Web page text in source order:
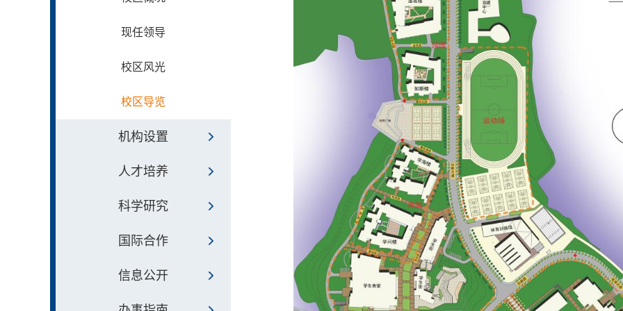
现任领导
校区风光
校区导览
机构设置
人才培养
科学研究
国际合作
信息公开